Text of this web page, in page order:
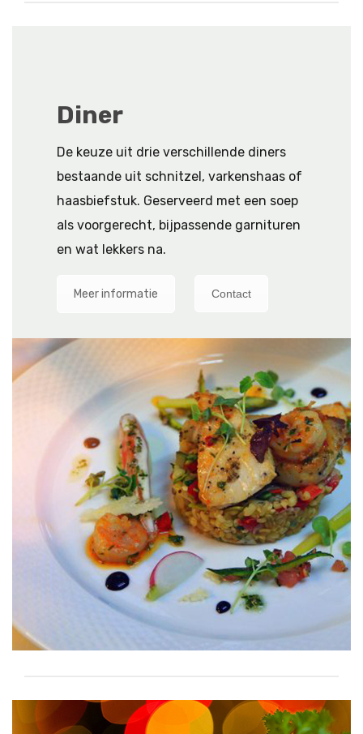
Diner
De keuze uit drie verschillende diners
bestaande uit schnitzel, varkenshaas of
haasbiefstuk. Geserveerd met een soep
als voorgerecht, bijpassende garnituren
en wat lekkers na.
Meer informatie Contact